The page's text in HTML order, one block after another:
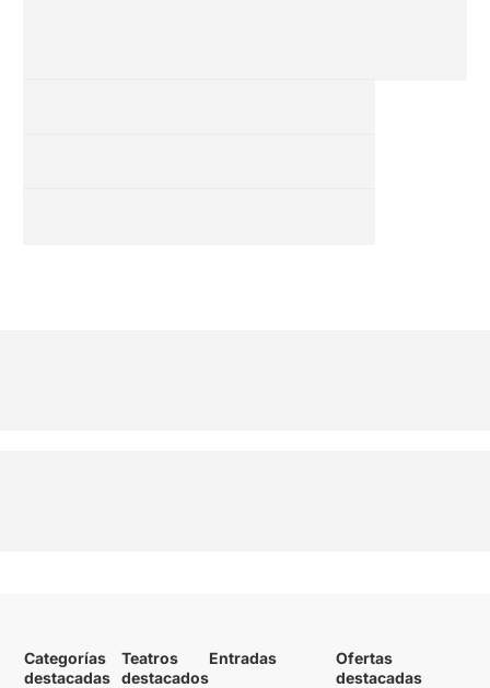
Categorías
destacadas
Teatros
destacados
Entradas
Ofertas
destacadas